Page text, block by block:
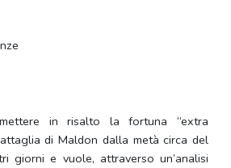
in risalto la fortuna “extra
di Maldon dalla metà circa del
giorni e vuole, attraverso un’analisi